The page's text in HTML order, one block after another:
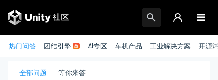
热门问答 团结引擎 AI专区 车机产品 工业解决方案 开源
全部问题 等你来答